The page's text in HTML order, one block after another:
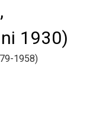
1930)
1958)